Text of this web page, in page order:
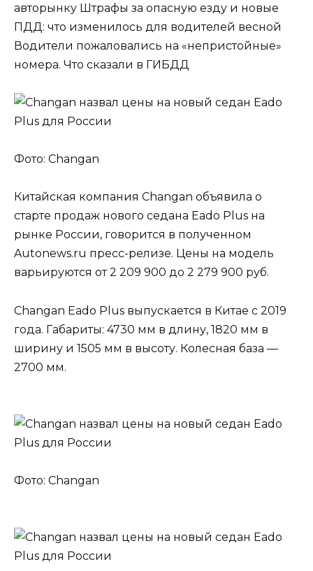
авторынку Штрафы за опасную езду и новые
ПДД: что изменилось для водителей весной
Водители пожаловались на «непристойные»
номера. Что сказали в ГИБДД
Фото: Changan
Китайская компания Changan объявила о
старте продаж нового седана Eado Plus на
рынке России, говорится в полученном
Autonews.ru пресс-релизе. Цены на модель
варьируются от 2 209 900 до 2 279 900 руб.
Changan Eado Plus выпускается в Китае с 2019
года. Габариты: 4730 мм в длину, 1820 мм в
ширину и 1505 мм в высоту. Колесная база —
2700 мм.
Фото: Changan